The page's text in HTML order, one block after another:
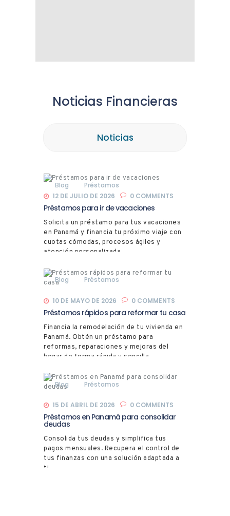
Noticias Financieras
Noticias
Blog
Préstamos
12 DE JULIO DE 2026
0 COMMENTS
Préstamos para ir de vacaciones
Solicita un préstamo para tus vacaciones
en Panamá y financia tu próximo viaje con
cuotas cómodas, procesos ágiles y
atención personalizada.
Blog Préstamos
10 DE MAYO DE 2026 0 COMMENTS
Préstamos rápidos para reformar tu casa
Financia la remodelación de tu vivienda en
Panamá. Obtén un préstamo para
reformas, reparaciones y mejoras del
hogar de forma rápida y sencilla.
Blog Préstamos
15 DE ABRIL DE 2026 0 COMMENTS
Préstamos en Panamá para consolidar
deudas
Consolida tus deudas y simplifica tus
pagos mensuales. Recupera el control de
tus finanzas con una solución adaptada a
ti.